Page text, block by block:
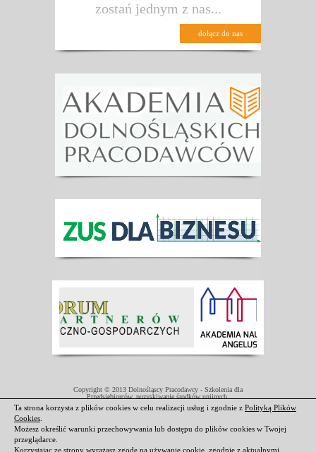
zostań jednym z nas...
Copyright © 2013 Dolnośląscy Pracodawcy - Szkolenia dla
Przedsiębiorców, pozyskiwanie środków unijnych.
Projekt współfinansowany przez Unię Europejską w ramach Europejskiego
Funduszu Społecznego.
Ta strona korzysta z plików cookies w celu realizacji usług i zgodnie z Polityką Plików
Cookies
Możesz określić warunki przechowywania lub dostępu do plików cookies w Twojej
przeglądarce.
Korzystając ze strony wyrażasz zgodę na używanie cookie, zgodnie z aktualnymi